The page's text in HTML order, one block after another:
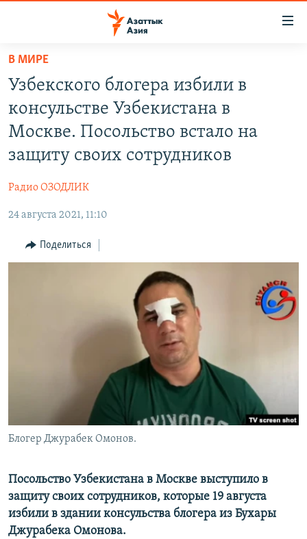
Вернуться
основному
содержанию
Вернутся
главной
Вернутся
ЦЕНТРАЛЬНАЯ АЗИЯ
ВОЙНА В УКРАИНЕ
ЎЗБЕКЧА
ТОҶИКӢ
ПОДПИШИТЕСЬ НА НАС В СОЦСЕТЯХ
Все сайты РСЕ/РС
В МИРЕ
Узбекского блогера избили в
консульстве Узбекистана в
Москве. Посольство встало на
защиту своих сотрудников
Радио ОЗОДЛИК
24 августа 2021, 11:10
Поделиться
Блогер Джурабек Омонов.
Посольство Узбекистана в Москве выступило в
защиту своих сотрудников, которые 19 августа
избили в здании консульства блогера из Бухары
Джурабека Омонова.